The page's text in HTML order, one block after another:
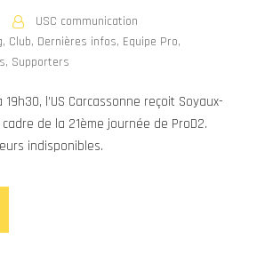
USC communication
, Club, Dernières infos, Equipe Pro,
, Supporters
l’US Carcassonne reçoit Soyaux-
de la 21ème journée de ProD2.
indisponibles.